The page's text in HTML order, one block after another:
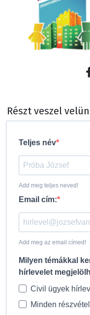
Részt veszel
Teljes név
Add meg teljes neved!
Email cím:
Add meg az email címed!
Milyen témákkal
hírlevelet
Civil ügyek
Minden